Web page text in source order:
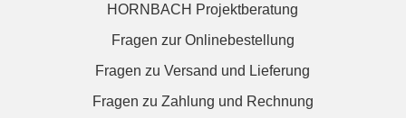
HORNBACH Projektberatung
Fragen zur Onlinebestellung
Fragen zu Versand und Lieferung
Fragen zu Zahlung und Rechnung